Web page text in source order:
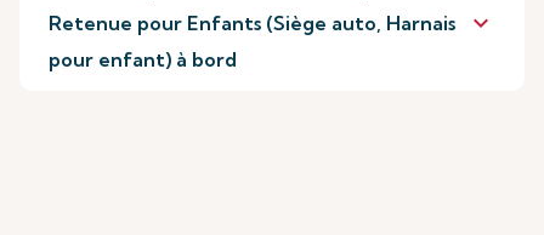
Retenue pour Enfants (Siège auto, Harnais
pour enfant) à bord
keyboard_arrow_down